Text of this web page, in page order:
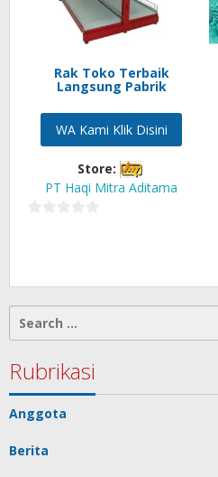
Rak Toko Terbaik
Langsung Pabrik
WA Kami Klik Disini
Store:
PT Haqi Mitra Aditama
5
for:
Rubrikasi
Anggota
Berita